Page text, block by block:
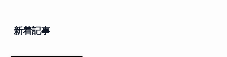
新着記事